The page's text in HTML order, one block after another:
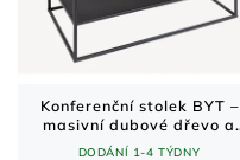
Konferenční stolek BYT –
masivní dubové dřevo a
kov / přírodní / 95 cm
DODÁNÍ 1-4 TÝDNY